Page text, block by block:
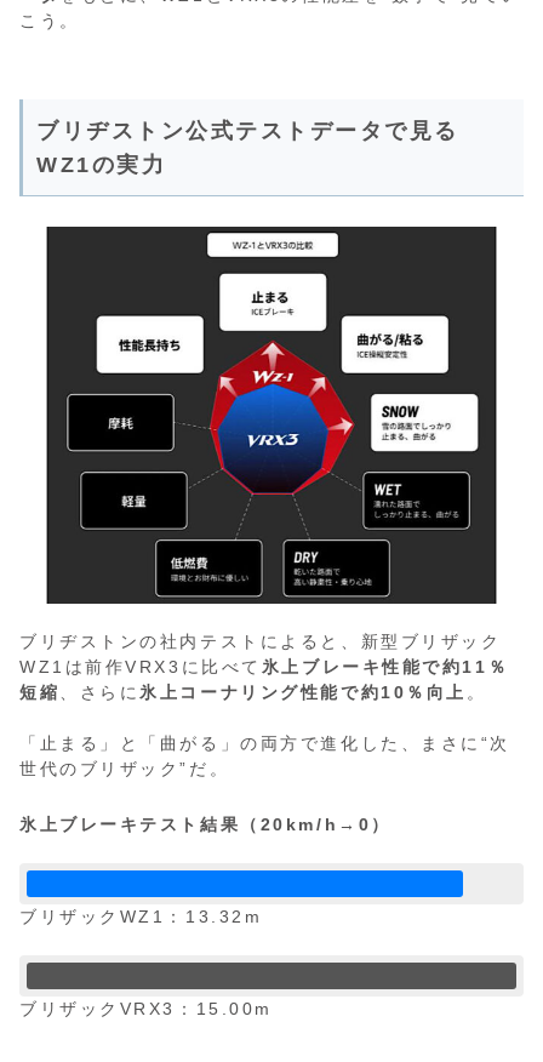
こう。
ブリヂストン公式テストデータで見る
WZ1の実力
ブリヂストンの社内テストによると、新型ブリザック
WZ1は前作VRX3に比べて 氷上ブレーキ性能で約11％
短縮、さらに氷上コーナリング性能で約10％向上 。
「止まる」と「曲がる」の両方で進化した、まさに“次
世代のブリザック”だ。
氷上ブレーキテスト結果（20km/h→0）
ブリザックWZ1：13.32m
ブリザックVRX3：15.00m